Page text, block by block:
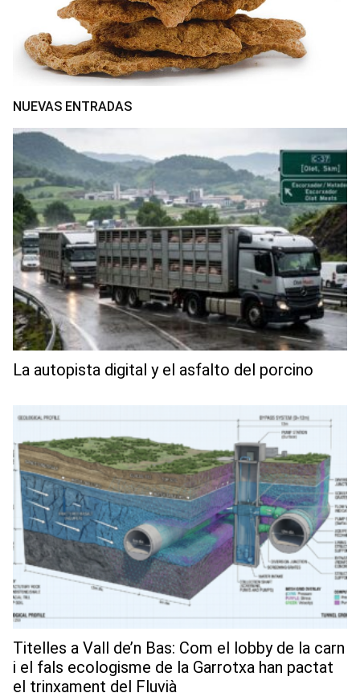
NUEVAS ENTRADAS
La autopista digital y el asfalto del porcino
Titelles a Vall de’n Bas: Com el lobby de la carn
i el fals ecologisme de la Garrotxa han pactat
el trinxament del Fluvià